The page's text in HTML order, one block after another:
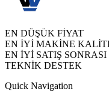
EN DÜŞÜK FİYAT
EN İYİ MAKİNE
EN İYİ SATIŞ
TEKNİK DESTEK
Quick Navigation